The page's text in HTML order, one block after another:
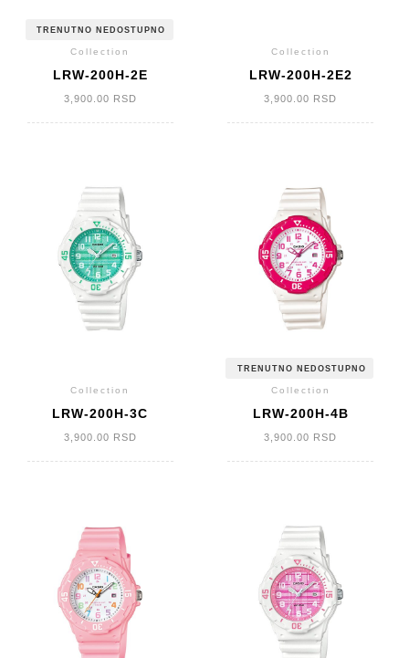
TRENUTNO NEDOSTUPNO
Collection
LRW-200H-2E
3,900.00 RSD
Collection
LRW-200H-2E2
3,900.00 RSD
Collection
LRW-200H-3C
3,900.00 RSD
TRENUTNO NEDOSTUPNO
Collection
LRW-200H-4B
3,900.00 RSD